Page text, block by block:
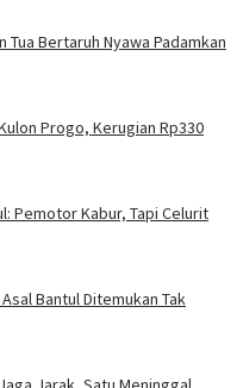
Tua Bertaruh Nyawa Padamkan
Progo, Kerugian Rp330
Pemotor Kabur, Tapi Celurit
Bantul Ditemukan Tak